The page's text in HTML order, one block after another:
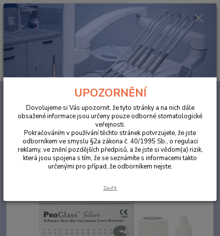
Hledat
za 0,00 Kč
PROGLASS SILVER 17g/7ml
PROGLASS SILVER 17g/7ml
UPOZORNĚNÍ
Dovolujeme si Vás upozornit, že tyto stránky a na nich dále
obsažené informace jsou určeny pouze odborné stomatologické
veřejnosti.
Pokračováním v používání těchto stránek potvrzujete, že jste
odborníkem ve smyslu §2a zákona č. 40/1995 Sb., o regulaci
reklamy, ve znění pozdějších předpisů, a že jste si vědom(a) rizik,
která jsou spojena s tím, že se seznámíte s informacemi takto
určenými pro případ, že odborníkem nejste.
Zavřít